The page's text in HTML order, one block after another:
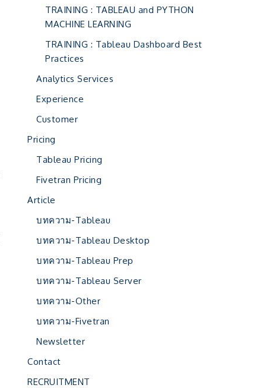
TRAINING : TABLEAU and PYTHON
MACHINE LEARNING
TRAINING : Tableau Dashboard Best
Practices
Analytics Services
Experience
Customer
Pricing
Tableau Pricing
Fivetran Pricing
Article
บทความ-Tableau
บทความ-Tableau Desktop
บทความ-Tableau Prep
บทความ-Tableau Server
บทความ-Other
บทความ-Fivetran
Newsletter
Contact
RECRUITMENT